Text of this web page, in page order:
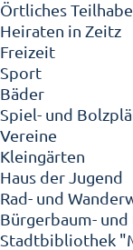
Örtliches
Heiraten in Zeitz
Freizeit
Sport
Bäder
Spiel- und
Vereine
Kleingärten
Haus der Jugend
Rad- und
Bürgerbaum-
Stadtbibliothek